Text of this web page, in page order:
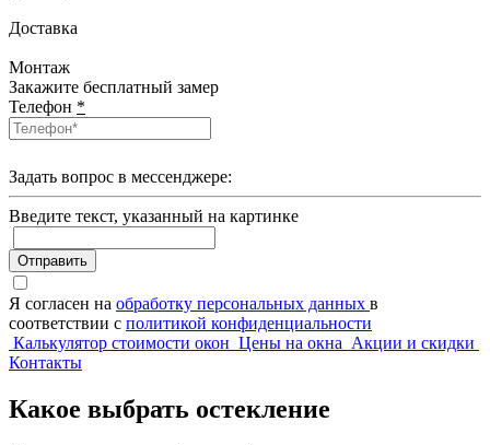
Доставка
Монтаж
Закажите бесплатный замер
Телефон *
Задать вопрос в мессенджере:
Введите текcт, указанный на картинке
Отправить
Я согласен на обработку персональных данных в
соответствии с политикой конфиденциальности
Калькулятор стоимости окон Цены на окна Акции и скидки
Контакты
Какое выбрать остекление